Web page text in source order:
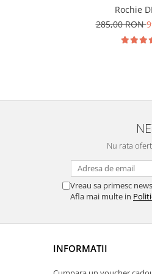
Rochie
285,00 RON
Nu rata
Vreau sa primesc
Afla mai multe in
INFORMATII